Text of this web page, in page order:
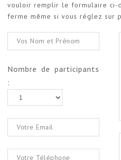
vouloir remplir le formulaire ci-
ferme même si vous réglez sur
Nombre de participants
: